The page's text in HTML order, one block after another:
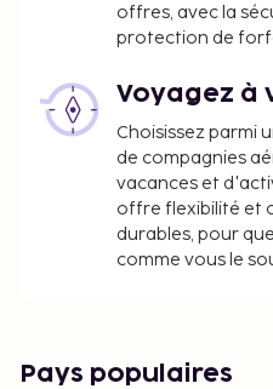
offres, avec la
protection de
Voyagez à
Choisissez parmi
de compagnies
vacances et
offre flexibilité et
durables, pour
comme vous le
Pays populaires